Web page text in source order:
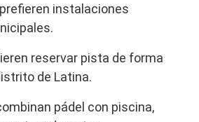
instalaciones
reservar pista de forma
de Latina.
pádel con piscina,